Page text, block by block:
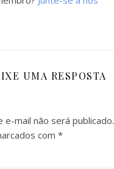
UMA RESPOSTA
e-mail não será publicado.
com *